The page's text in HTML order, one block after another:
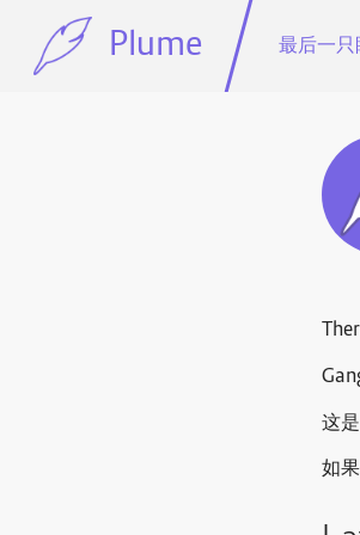
Plume 最后一
这
如